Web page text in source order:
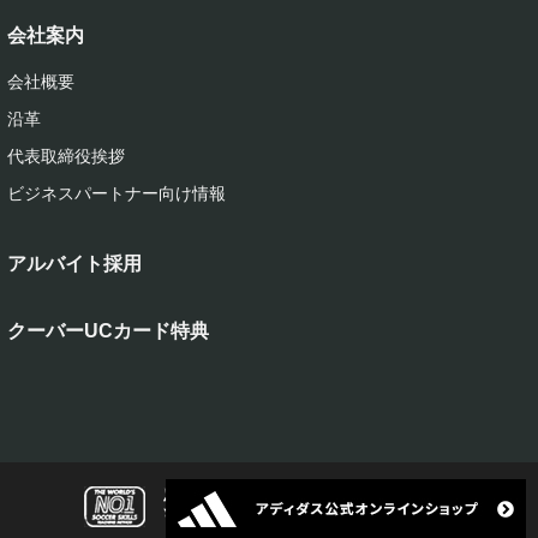
会社案内
会社概要
沿革
代表取締役挨拶
ビジネスパートナー向け情報
アルバイト採用
クーバーUCカード特典